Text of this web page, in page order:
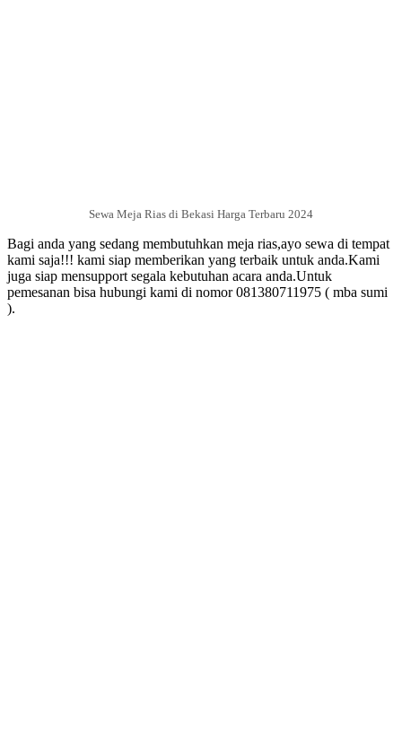
Sewa Meja Rias di Bekasi Harga Terbaru 2024
Bagi anda yang sedang membutuhkan meja rias,ayo sewa di tempat
kami saja!!! kami siap memberikan yang terbaik untuk anda.Kami
juga siap mensupport segala kebutuhan acara anda.Untuk
pemesanan bisa hubungi kami di nomor 081380711975 ( mba sumi
).